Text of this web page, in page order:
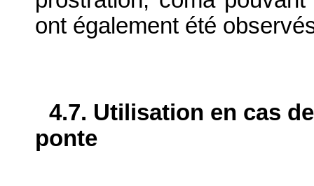
ont également été
4.7. Utilisation en cas
ponte